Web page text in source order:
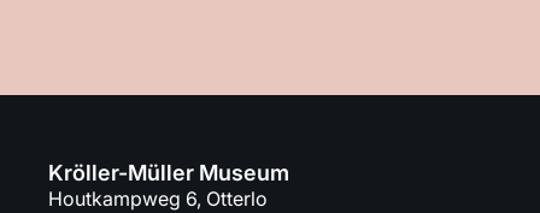
Kröller-Müller Museum
Houtkampweg 6, Otterlo